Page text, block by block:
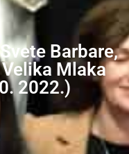
Barbare,
Mlaka
2022.)